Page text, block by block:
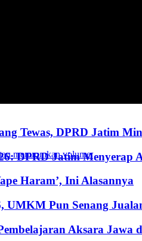
menurunkan volume.
Tewas, DPRD Jatim
DPRD Jatim
Haram’, Ini Alasannya
UMKM Pun Senang
Aksara